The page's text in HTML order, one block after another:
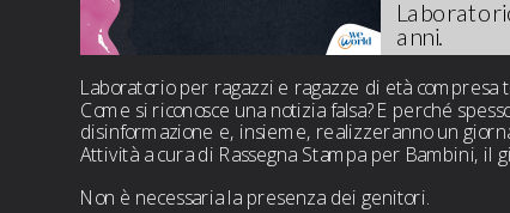
anni.
Laboratorio per ragazzi e ragazze di età compresa
Come si riconosce una notizia falsa? E perché
disinformazione e, insieme, realizzeranno un
Attività a cura di Rassegna Stampa per Bambini, il
Non è necessaria la presenza dei genitori.